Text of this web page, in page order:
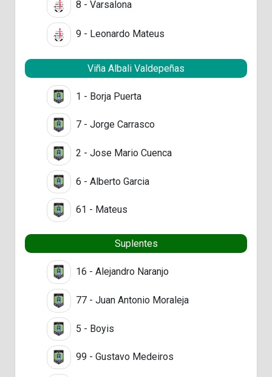
8 - Varsalona
9 - Leonardo Mateus
Viña Albali Valdepeñas
1 - Borja Puerta
7 - Jorge Carrasco
2 - Jose Mario Cuenca
6 - Alberto Garcia
61 - Mateus
Suplentes
16 - Alejandro Naranjo
77 - Juan Antonio Moraleja
5 - Boyis
99 - Gustavo Medeiros